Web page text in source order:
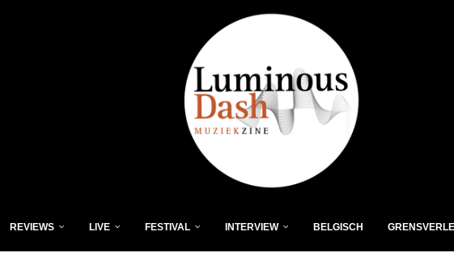
REVIEWS LIVE FESTIVAL INTERVIEW BELGISCH